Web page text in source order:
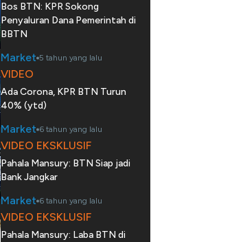
Bos BTN: KPR Sokong
Penyaluran Dana Pemerintah di
BBTN
Market 5 tahun yang lalu
VIDEO
Ada Corona, KPR BTN Turun
40% (ytd)
Market 6 tahun yang lalu
VIDEO EKSKLUSIF
Pahala Mansury: BTN Siap jadi
Bank Jangkar
Market 6 tahun yang lalu
VIDEO EKSKLUSIF
Pahala Mansury: Laba BTN di